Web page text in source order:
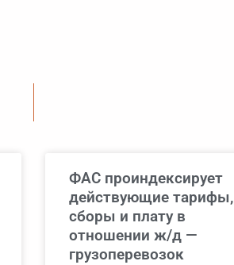
ФАС проиндексирует
действующие тарифы,
сборы и плату в
отношении ж/д —
грузоперевозок